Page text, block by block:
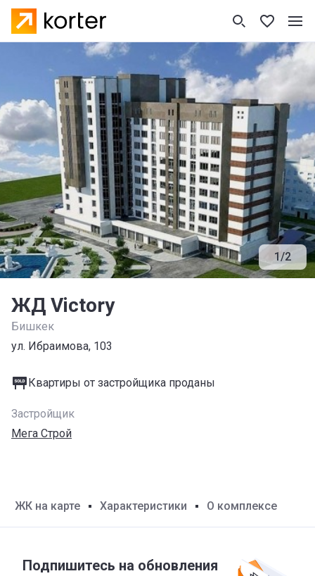
1/2
ЖД Victory
Бишкек
ул. Ибраимова, 103
Квартиры от застройщика проданы
Застройщик
Мега Строй
ЖК на карте Характеристики О комплексе
Подпишитесь на обновления